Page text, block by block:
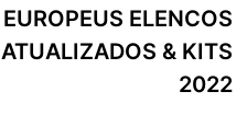
EUROPEUS ELENCOS
ATUALIZADOS & KITS
2022